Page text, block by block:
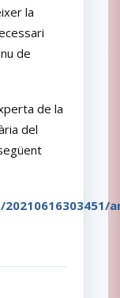
la
de
de la
del